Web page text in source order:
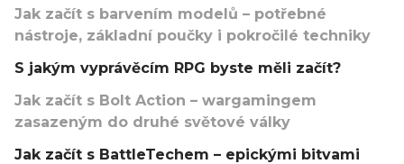
Jak začít s barvením modelů – potřebné
nástroje, základní poučky i pokročilé techniky
S jakým vyprávěcím RPG byste měli začít?
Jak začít s Bolt Action – wargamingem
zasazeným do druhé světové války
Jak začít s BattleTechem – epickými bitvami